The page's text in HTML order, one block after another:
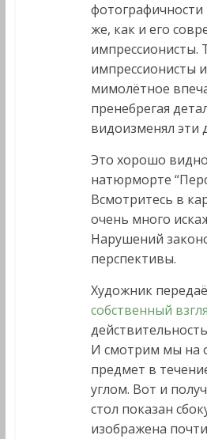
же, как и его
импрессионисты.
импрессионисты
мимолётное
пренебрегая
видоизменял эти
Это хорошо
натюрморте
Всмотритесь в
очень много
Нарушений
перспективы.
Художник
собственный
И смотрим мы на
предмет в
углом. Вот и
стол показан
изображена